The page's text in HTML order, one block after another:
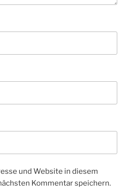
und Website in diesem
Kommentar speichern.